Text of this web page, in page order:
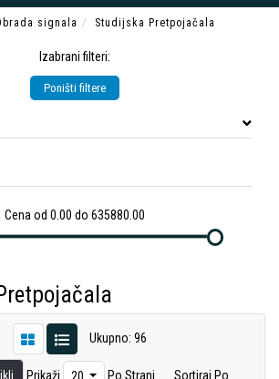
signala Studijska Pretpojačala
Izabrani filteri:
Poništi filtere
Cena od 0.00 do 635880.00
Ukupno: 96
Prikaži Po Strani Sortiraj Po